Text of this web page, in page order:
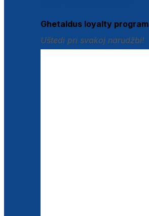
Ghetaldus loyalty program
Uštedi pri svakoj narudžbi!